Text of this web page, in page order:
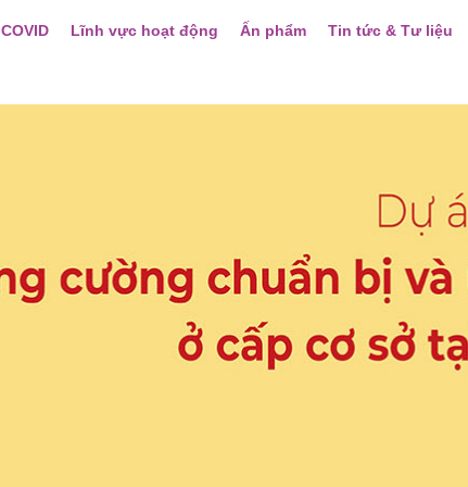
Lĩnh vực hoạt động Ấn phẩm Tin tức & Tư liệu